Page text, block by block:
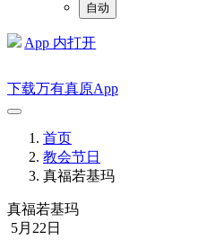
自动
App 内打开
下载万有真原App
首页
教会节日
真福若基玛
真福若基玛
5月22日